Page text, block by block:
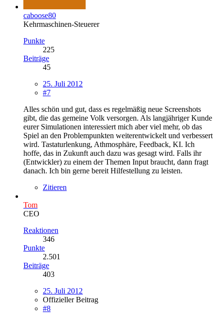
caboose80
Kehrmaschinen-Steuerer
Punkte
225
Beiträge
45
25. Juli 2012
#7
Alles schön und gut, dass es regelmäßig neue Screenshots
gibt, die das gemeine Volk versorgen. Als langjähriger Kunde
eurer Simulationen interessiert mich aber viel mehr, ob das
Spiel an den Problempunkten weiterentwickelt und verbessert
wird. Tastaturlenkung, Athmosphäre, Feedback, KI. Ich
hoffe, das in Zukunft auch dazu was gesagt wird. Falls ihr
(Entwickler) zu einem der Themen Input braucht, dann fragt
danach. Ich bin gerne bereit Hilfestellung zu leisten.
Zitieren
Tom
CEO
Reaktionen
346
Punkte
2.501
Beiträge
403
25. Juli 2012
Offizieller Beitrag
#8